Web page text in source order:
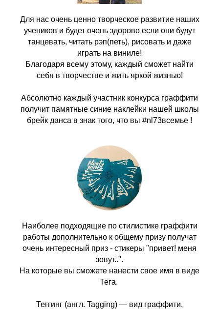
Для нас очень ценно творческое развитие наших
учеников и будет очень здорово если они будут
танцевать, читать рэп(петь), рисовать и даже
играть на виниле!
Благодаря всему этому, каждый сможет найти
себя в творчестве и жить яркой жизнью!
Абсолютно каждый участник конкурса граффити
получит памятные синие наклейки нашей школы
брейк данса в знак того, что вы #nl73всемье !
Наиболее подходящие по стилистике граффити
работы дополнительно к общему призу получат
очень интересный приз - стикеры "привет! меня
зовут..".
На которые вы сможете нанести свое имя в виде
Тега.
Теггинг (англ. Tagging) — вид граффити,